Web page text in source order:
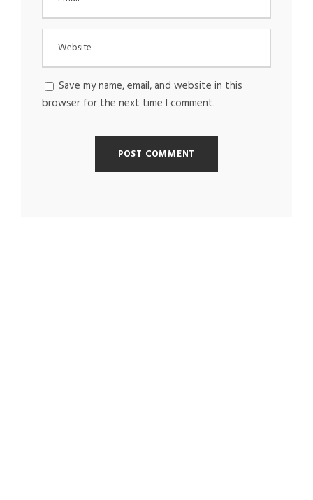
Save my name, email, and website in this
browser for the next time I comment.